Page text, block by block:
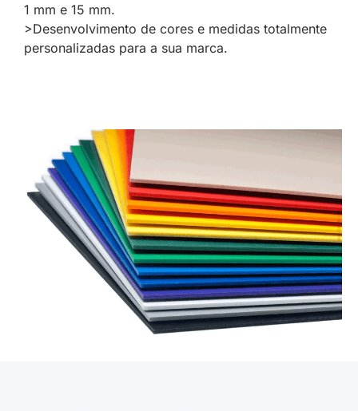
1 mm e 15 mm.
>Desenvolvimento de cores e medidas totalmente
personalizadas para a sua marca.